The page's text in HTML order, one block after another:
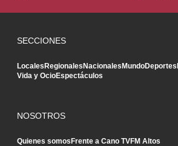
SECCIONES
LocalesRegionalesNacionalesMundoDeportes
Vida y OcioEspectáculos
NOSOTROS
Quienes somosFrente a Cano TVFM Altos